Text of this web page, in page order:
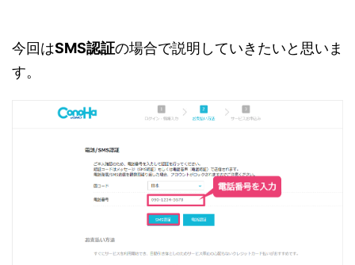
今回はSMS認証の場合で説明していきたいと思いま
す。